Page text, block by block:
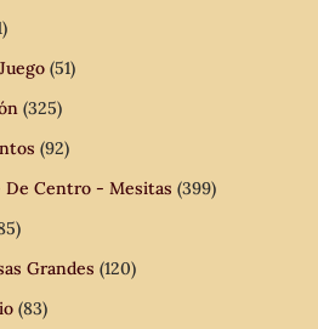
(51)
(325)
(92)
De Centro - Mesitas (399)
Grandes (120)
(83)